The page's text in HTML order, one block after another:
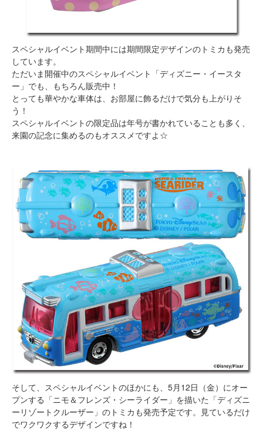
スペシャルイベント期間中には期間限定デザインのトミカも発売
しています。
ただいま開催中のスペシャルイベント「ディズニー・イースタ
ー」でも、もちろん販売中！
とっても華やかな車体は、お部屋に飾るだけで気分も上がりそ
う！
スペシャルイベントの限定品は年号が書かれていることも多く、
来園の記念に集めるのもオススメですよ☆
そして、スペシャルイベントのほかにも、5月12日（金）にオー
プンする「ニモ＆フレンズ・シーライダー」を描いた「ディズニ
ーリゾートクルーザー」のトミカも発売予定です。見ているだけ
でワクワクするデザインですね！